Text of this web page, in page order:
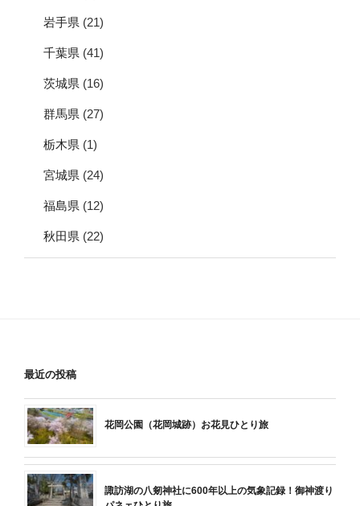
岩手県 (21)
千葉県 (41)
茨城県 (16)
群馬県 (27)
栃木県 (1)
宮城県 (24)
福島県 (12)
秋田県 (22)
最近の投稿
花岡公園（花岡城跡）お花見ひとり旅
諏訪湖の八剱神社に600年以上の気象記録！御神渡り